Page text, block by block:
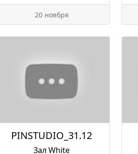
20 ноября
PINSTUDIO_31.12
Зал White